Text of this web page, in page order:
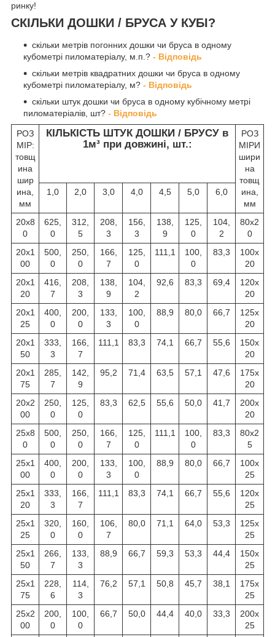
ринку!
СКІЛЬКИ ДОШКИ / БРУСА У КУБІ?
скільки метрів погонних дошки чи бруса в одному
кубометрі пиломатеріалу, м.п.? - Відповідь
скільки метрів квадратних дошки чи бруса в одному
кубометрі пиломатеріалу, м? - Відповідь
скільки штук дошки чи бруса в одному кубічному метрі
пиломатеріалів, шт? - Відповідь
РОЗ
МІР:
товщ
ина
шир
ина,
мм
КІЛЬКІСТЬ ШТУК ДОШКИ / БРУСУ в
1м³ при довжині, шт.:
РОЗ
МІРИ
шири
на
товщ
ина,
мм
1,0 2,0 3,0 4,0 4,5 5,0 6,0
20х8
0
625,
0
312,
5
208,
3
156,
3
138,
9
125,
0
104,
2
80х2
0
20х1
00
500,
0
250,
0
166,
7
125,
0
111,1
100,
0
83,3
100х
20
20х1
20
416,
7
208,
3
138,
9
104,
2
92,6 83,3 69,4
120х
20
20х1
25
400,
0
200,
0
133,
3
100,
0
88,9 80,0 66,7
125х
20
20х1
50
333,
3
166,
7
111,1 83,3 74,1 66,7 55,6
150х
20
20х1
75
285,
7
142,
9
95,2 71,4 63,5 57,1 47,6
175х
20
20х2
00
250,
0
125,
0
83,3 62,5 55,6 50,0 41,7
200х
20
25х8
0
500,
0
250,
0
166,
7
125,
0
111,1
100,
0
83,3
80х2
5
25х1
00
400,
0
200,
0
133,
3
100,
0
88,9 80,0 66,7
100х
25
25х1
20
333,
3
166,
7
111,1 83,3 74,1 66,7 55,6
120х
25
25х1
25
320,
0
160,
0
106,
7
80,0 71,1 64,0 53,3
125х
25
25х1
50
266,
7
133,
3
88,9 66,7 59,3 53,3 44,4
150х
25
25х1
75
228,
6
114,
3
76,2 57,1 50,8 45,7 38,1
175х
25
25х2
00
200,
0
100,
0
66,7 50,0 44,4 40,0 33,3
200х
25